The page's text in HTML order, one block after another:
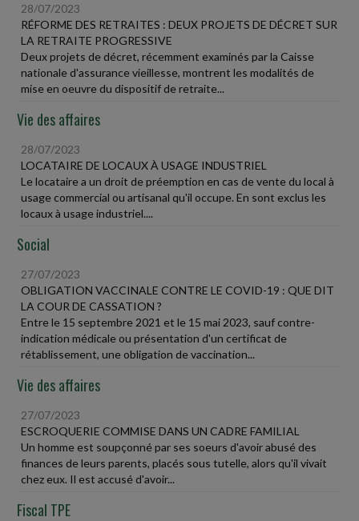
28/07/2023
RÉFORME DES RETRAITES : DEUX PROJETS DE DÉCRET SUR
LA RETRAITE PROGRESSIVE
Deux projets de décret, récemment examinés par la Caisse
nationale d'assurance vieillesse, montrent les modalités de
mise en oeuvre du dispositif de retraite...
Vie des affaires
28/07/2023
LOCATAIRE DE LOCAUX À USAGE INDUSTRIEL
Le locataire a un droit de préemption en cas de vente du local à
usage commercial ou artisanal qu'il occupe. En sont exclus les
locaux à usage industriel....
Social
27/07/2023
OBLIGATION VACCINALE CONTRE LE COVID-19 : QUE DIT
LA COUR DE CASSATION ?
Entre le 15 septembre 2021 et le 15 mai 2023, sauf contre-
indication médicale ou présentation d'un certificat de
rétablissement, une obligation de vaccination...
Vie des affaires
27/07/2023
ESCROQUERIE COMMISE DANS UN CADRE FAMILIAL
Un homme est soupçonné par ses soeurs d'avoir abusé des
finances de leurs parents, placés sous tutelle, alors qu'il vivait
chez eux. Il est accusé d'avoir...
Fiscal TPE